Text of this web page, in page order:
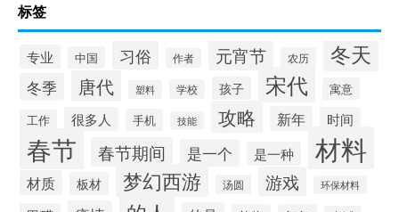
标签
专业 中国 习俗 作者 元宵节 农历 冬天
冬季 唐代 塑料 学校 孩子 宋代 寓意
工作 很多人 手机 技能 攻略 新年 时间
春节 春节期间 是一个 是一种 材料
材质 板材 梦幻西游 汤圆 游戏 环保材料